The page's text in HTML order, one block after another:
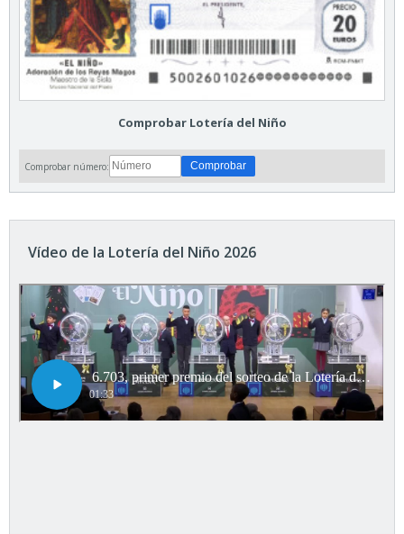
Comprobar Lotería del Niño
Comprobar número:
Vídeo de la Lotería del Niño 2026